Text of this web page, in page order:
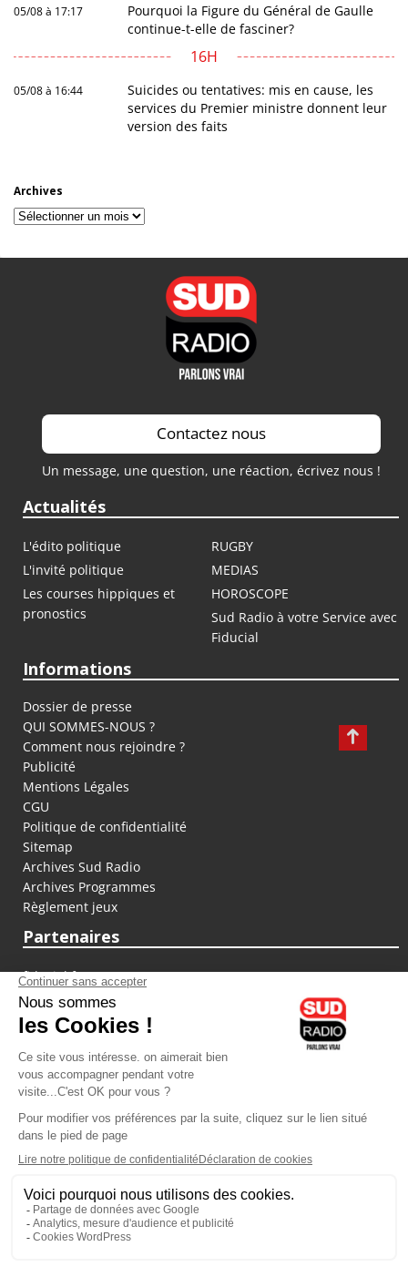
05/08 à 17:17
Pourquoi la Figure du Général de Gaulle
continue-t-elle de fasciner?
16H
05/08 à 16:44
Suicides ou tentatives: mis en cause, les
services du Premier ministre donnent leur
version des faits
Archives
Archives
Contactez nous
Un message, une question, une réaction, écrivez nous !
Actualités
L'édito politique
RUGBY
L'invité politique
MEDIAS
Les courses hippiques et
pronostics
HOROSCOPE
Sud Radio à votre Service avec
Fiducial
Informations
Dossier de presse
QUI SOMMES-NOUS ?
Comment nous rejoindre ?
Publicité
Mentions Légales
CGU
Politique de confidentialité
Sitemap
Archives Sud Radio
Archives Programmes
Règlement jeux
Partenaires
fiducial.fr
lyoncapitale.fr
olympique-et-lyonnais.com
L'application Iphone / Android
Téléchargez l'application
Les cookies
Gestion des cookies
Crédit photos : ©Sud Radio / Pierre Olivier